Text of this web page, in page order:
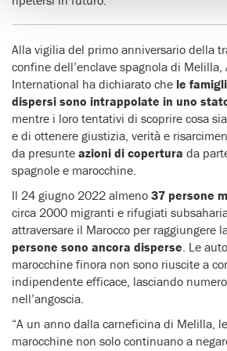
Alla vigilia del primo anniversario della
confine dell’enclave spagnola di Melilla,
International ha dichiarato che le
dispersi sono intrappolate in uno
mentre i loro tentativi di scoprire cosa
e di ottenere giustizia, verità e
da presunte azioni di copertura da
spagnole e marocchine.
Il 24 giugno 2022 almeno 37 persone
circa 2000 migranti e rifugiati
attraversare il Marocco per raggiungere
persone sono ancora disperse. Le
marocchine finora non sono riuscite a
indipendente efficace, lasciando
nell’angoscia.
“A un anno dalla carneficina di Melilla,
marocchine non solo continuano a